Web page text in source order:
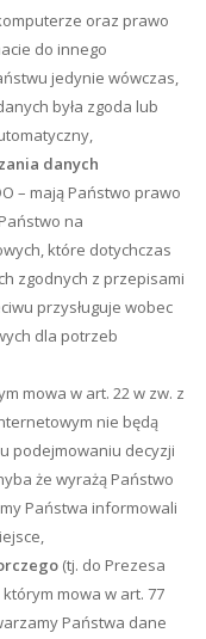
oraz prawo
do innego
jedynie wówczas,
była zgoda lub
danych
– mają Państwo prawo
na
które dotychczas
zgodnych z przepisami
przysługuje wobec
dla potrzeb
mowa w art. 22 w zw. z
nie będą
podejmowaniu decyzji
że wyrażą Państwo
Państwa informowali
(tj. do Prezesa
mowa w art. 77
Państwa dane